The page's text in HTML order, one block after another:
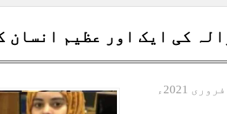
کی ایک اور عظیم انسان